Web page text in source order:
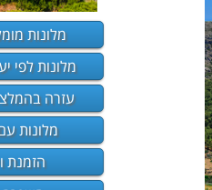
מלונות
מלונות לפי
עזרה
מלונות
הזמנת